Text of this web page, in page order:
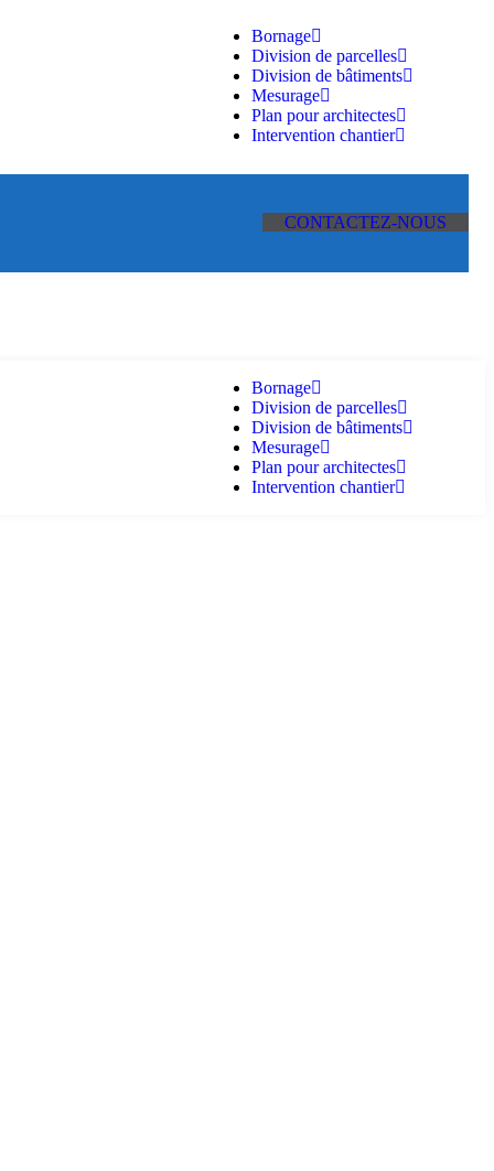
Bornage
Division de parcelles
Division de bâtiments
Mesurage
Plan pour architectes
Intervention chantier
CONTACTEZ-NOUS
Bornage
Division de parcelles
Division de bâtiments
Mesurage
Plan pour architectes
Intervention chantier